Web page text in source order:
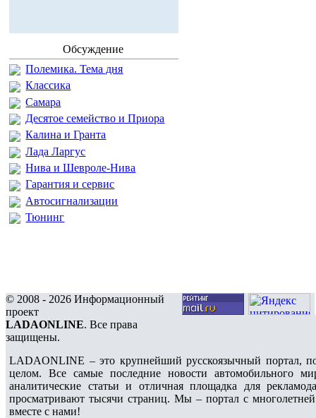
Обсуждение
Полемика. Тема дня
Классика
Самара
Десятое семейство и Приора
Калина и Гранта
Лада Ларгус
Нива и Шевроле-Нива
Гарантия и сервис
Автосигнализации
Тюнинг
© 2008 - 2026 Информационный
проект
LADAONLINE. Все права
защищены.
LADAONLINE – это крупнейший русскоязычный портал,
целом. Все самые последние новости автомобильного
аналитические статьи и отличная площадка для
просматривают тысячи страниц. Мы – портал с
вместе с нами!